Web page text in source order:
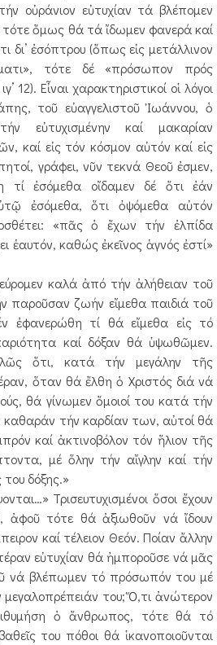
οὐράνιον εὐτυχίαν τά βλέπομεν
τότε ὅμως θά τά ἴδωμεν φανερά καί
δι’ ἐσόπτρου (ὅπως εἰς μετάλλινον
τότε δέ «πρόσωπον πρός
12). Εἶναι χαρακτηριστικοί οἱ λόγοι
τοῦ εὐαγγελιστοῦ Ἰωάννου, ὁ
εὐτυχισμένην καί μακαρίαν
καί εἰς τόν κόσμον αὐτόν καί εἰς
γράφει, νῦν τεκνά Θεοῦ ἐσμεν,
ἐσόμεθα οἴδαμεν δέ ὅτι ἐάν
ἐσόμεθα, ὅτι ὀψόμεθα αὐτόν
«πᾶς ὁ ἔχων τήν ἐλπίδα
ἑαυτόν, καθώς ἐκεῖνος ἁγνός ἐστί»
καλά ἀπό τήν ἀλήθειαν τοῦ
παροῦσαν ζωήν εἴμεθα παιδιά τοῦ
ἐφανερώθη τί θά εἴμεθα εἰς τό
καί δόξαν θά ὑψωθῶμεν.
ὅτι, κατά τήν μεγάλην τῆς
ὅταν θά ἔλθη ὁ Χριστός διά νά
θά γίνωμεν ὅμοιοί του κατά τήν
καθαράν τήν καρδίαν των, αὐτοί θά
καί ἀκτινοβόλον τόν ἥλιον τῆς
μέ ὅλην τήν αἴγλην καί τήν
δόξης.»
Τρισευτυχισμένοι ὅσοι ἔχουν
ἀφοῦ τότε θά ἀξιωθοῦν νά ἴδουν
καί τέλειον Θεόν. Ποίαν ἄλλην
εὐτυχίαν θά ἠμποροῦσε νά μᾶς
νά βλέπωμεν τό πρόσωπόν του μέ
μεγαλοπρέπειάν του; Ὅ,τι ἀνώτερον
ὁ ἄνθρωπος, τότε θά τό
του πόθοι θά ἱκανοποιοῦνται